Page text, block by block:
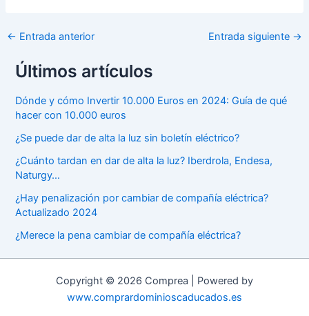
Navegación
entradas
← Entrada anterior Entrada siguiente →
Últimos artículos
Dónde y cómo Invertir 10.000 Euros en 2024: Guía de qué
hacer con 10.000 euros
¿Se puede dar de alta la luz sin boletín eléctrico?
¿Cuánto tardan en dar de alta la luz? Iberdrola, Endesa,
Naturgy…
¿Hay penalización por cambiar de compañía eléctrica?
Actualizado 2024
¿Merece la pena cambiar de compañía eléctrica?
Copyright © 2026 Comprea | Powered by
www.comprardominioscaducados.es